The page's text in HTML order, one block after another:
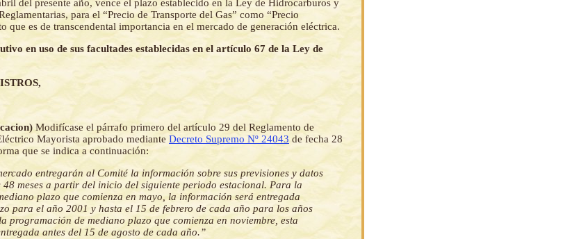
del presente año, vence el plazo establecido en la Ley de Hidrocarburos y
para el “Precio de Transporte del Gas” como “Precio
que es de transcendental importancia en el mercado de generación eléctrica.
en uso de sus facultades establecidas en el artículo 67 de la Ley de
Modifícase el párrafo primero del artículo 29 del Reglamento de
Mayorista aprobado mediante Decreto Supremo Nº 24043 de fecha 28
que se indica a continuación:
entregarán al Comité la información sobre sus previsiones y datos
48 meses a partir del inicio del siguiente periodo estacional. Para la
plazo que comienza en mayo, la información será entregada
para el año 2001 y hasta el 15 de febrero de cada año para los años
programación de mediano plazo que comienza en noviembre, esta
antes del 15 de agosto de cada año.”